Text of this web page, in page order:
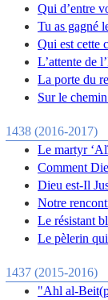
Qui d’entre
Tu as gagné
Qui est cette
L’attente de
La porte du
Sur le
1438 (2016-2017)
Le martyr
Comment
Dieu est-Il
Notre
Le résistant
Le pèlerin
1437 (2015-2016)
"Ahl al-